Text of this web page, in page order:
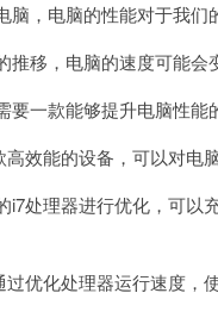
，电脑的性能对于我们
移，电脑的速度可能会
一款能够提升电脑性能
能的设备，可以对电脑
处理器进行优化，可以
化处理器运行速度，使